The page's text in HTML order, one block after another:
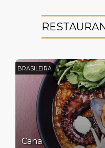
BRASILEIRA
Cana